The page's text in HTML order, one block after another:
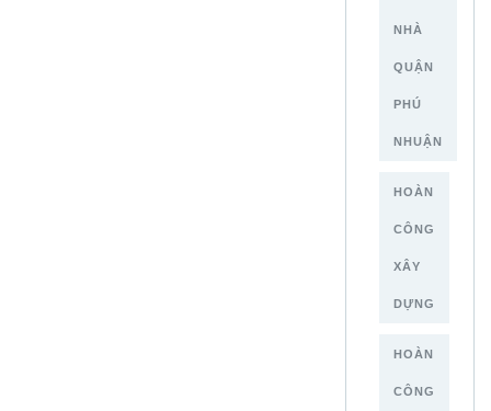
NHÀ
QUẬN
PHÚ
NHUẬN
HOÀN
CÔNG
XÂY
DỰNG
HOÀN
CÔNG